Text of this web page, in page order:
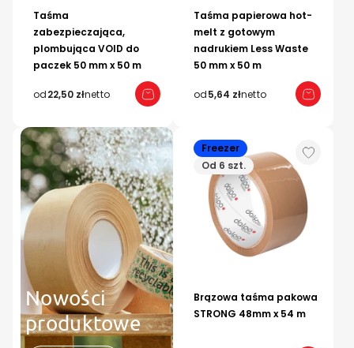
Taśma
zabezpieczająca,
plombująca VOID do
paczek 50 mm x 50 m
od22,50 złnetto
Taśma papierowa hot-
melt z gotowym
nadrukiem Less Waste
50 mm x 50 m
od5,64 złnetto
Nowości
produktowe
Freezer
Od 6 szt.
Brązowa taśma pakowa
STRONG 48mm x 54 m